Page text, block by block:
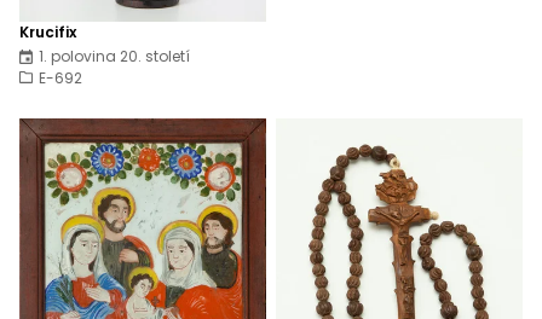
Krucifix
1. polovina 20. století
E-692